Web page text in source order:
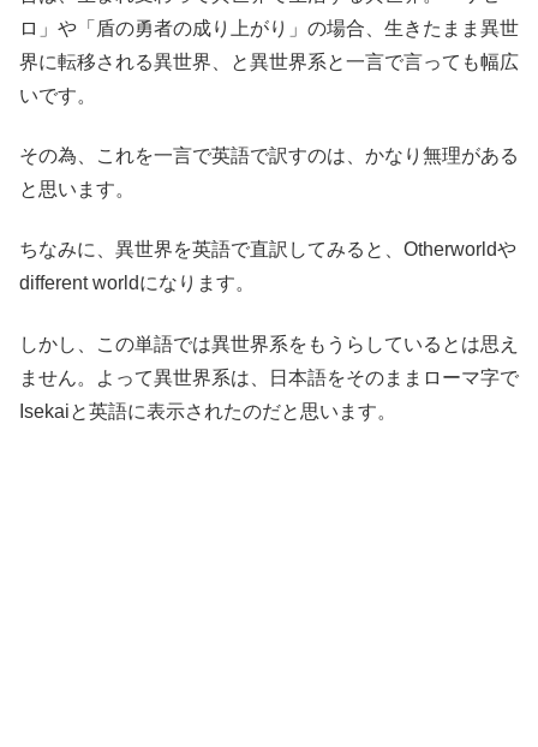
ロ」や「盾の勇者の成り上がり」の場合、生きたまま異世
界に転移される異世界、と異世界系と一言で言っても幅広
いです。
その為、これを一言で英語で訳すのは、かなり無理がある
と思います。
ちなみに、異世界を英語で直訳してみると、Otherworldや
different worldになります。
しかし、この単語では異世界系をもうらしているとは思え
ません。よって異世界系は、日本語をそのままローマ字で
Isekaiと英語に表示されたのだと思います。